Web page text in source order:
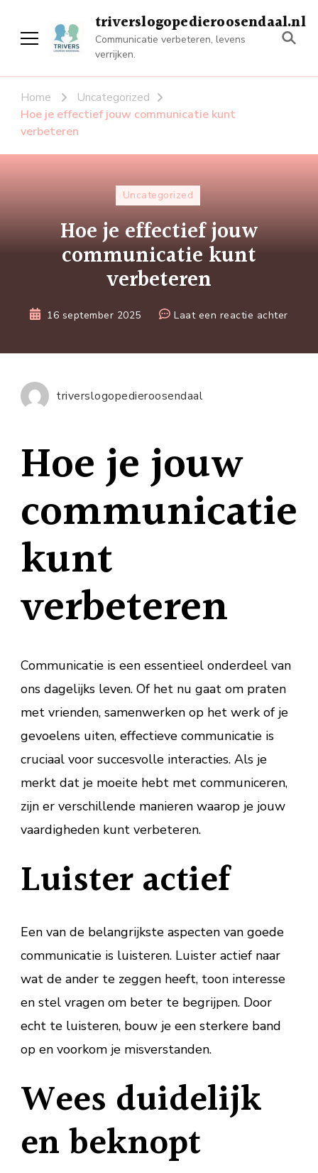
triverslogopedieroosendaal.nl
Communicatie verbeteren, levens
verrijken.
Home
Uncategorized
Hoe je effectief jouw communicatie kunt
verbeteren
Uncategorized
Hoe je effectief jouw
communicatie kunt
verbeteren
16 september 2025 Laat een reactie achterop
je
triverslogopedieroosendaal
Hoe je jouw
communicatie
kunt
verbeteren
Communicatie is een essentieel onderdeel van
ons dagelijks leven. Of het nu gaat om praten
met vrienden, samenwerken op het werk of je
gevoelens uiten, effectieve communicatie is
cruciaal voor succesvolle interacties. Als je
merkt dat je moeite hebt met communiceren,
zijn er verschillende manieren waarop je jouw
vaardigheden kunt verbeteren.
Luister actief
Een van de belangrijkste aspecten van goede
communicatie is luisteren. Luister actief naar
wat de ander te zeggen heeft, toon interesse
en stel vragen om beter te begrijpen. Door
echt te luisteren, bouw je een sterkere band
op en voorkom je misverstanden.
Wees duidelijk
en beknopt